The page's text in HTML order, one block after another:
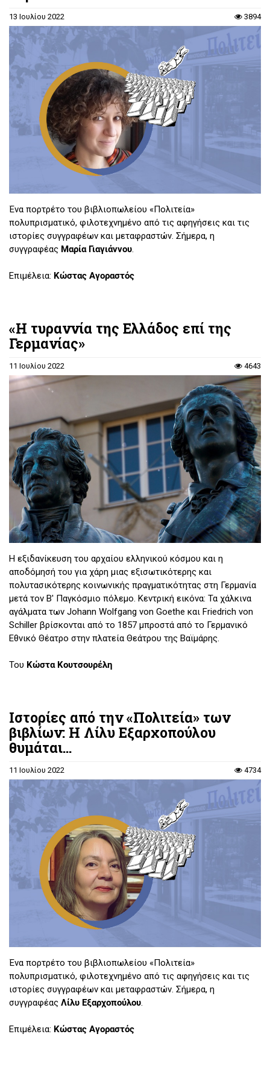
13 Ιουλίου 2022 3894
Ένα πορτρέτο του βιβλιοπωλείου «Πολιτεία»
πολυπρισματικό, φιλοτεχνημένο από τις αφηγήσεις και τις
ιστορίες συγγραφέων και μεταφραστών. Σήμερα, η
συγγραφέας Μαρία Γιαγιάννου.
Επιμέλεια: Κώστας Αγοραστός
«Η τυραννία της Ελλάδος επί της
Γερμανίας»
11 Ιουλίου 2022 4643
Η εξιδανίκευση του αρχαίου ελληνικού κόσμου και η
αποδόμησή του για χάρη μιας εξισωτικότερης και
πολυτασικότερης κοινωνικής πραγματικότητας στη Γερμανία
μετά τον Β' Παγκόσμιο πόλεμο. Κεντρική εικόνα: Τα χάλκινα
αγάλματα των Johann Wolfgang von Goethe και Friedrich von
Schiller βρίσκονται από το 1857 μπροστά από το Γερμανικό
Εθνικό Θέατρο στην πλατεία Θεάτρου της Βαϊμάρης.
Του Κώστα Κουτσουρέλη
Ιστορίες από την «Πολιτεία» των
βιβλίων: Η Λίλυ Εξαρχοπούλου
θυμάται...
11 Ιουλίου 2022 4734
Ένα πορτρέτο του βιβλιοπωλείου «Πολιτεία»
πολυπρισματικό, φιλοτεχνημένο από τις αφηγήσεις και τις
ιστορίες συγγραφέων και μεταφραστών. Σήμερα, η
συγγραφέας Λίλυ Εξαρχοπούλου.
Επιμέλεια: Κώστας Αγοραστός